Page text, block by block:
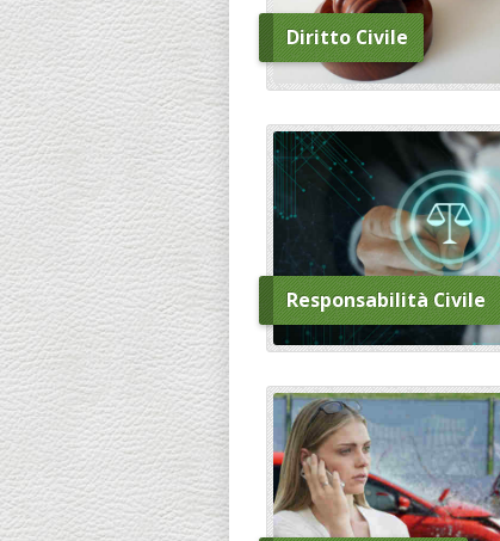
Diritto Civile
Responsabilità Civile